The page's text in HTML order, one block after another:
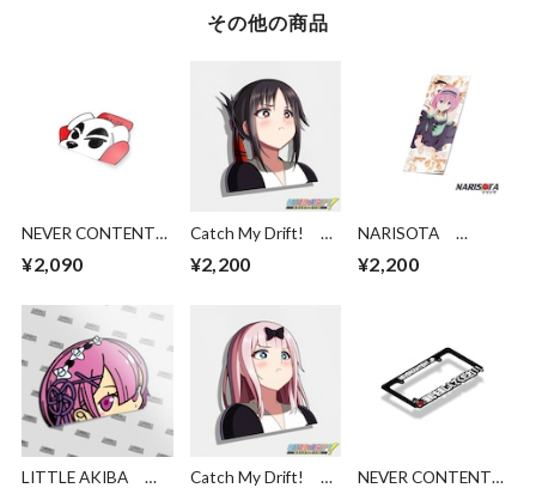
その他の商品
NEVER CONTENT
¥2,090
Catch My Drift!
¥2,200
NARISOTA
DEVILUKE
¥2,200
LITTLE AKIBA
Catch My Drift!
NEVER CONTENT